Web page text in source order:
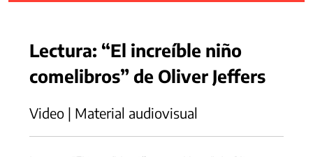
Lectura: “El increíble niño
comelibros” de Oliver Jeffers
Video | Material audiovisual